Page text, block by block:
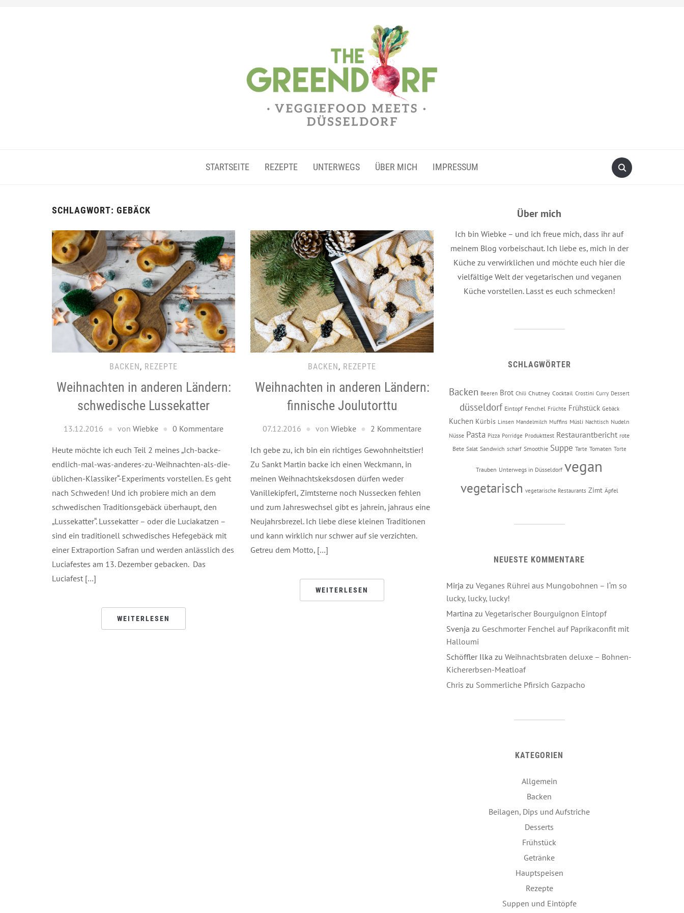
STARTSEITE REZEPTE UNTERWEGS ÜBER MICH IMPRESSUM
SCHLAGWORT: GEBÄCK
BACKEN, REZEPTE
Weihnachten in anderen Ländern:
schwedische Lussekatter
13.12.2016 von Wiebke 0 Kommentare
Heute möchte ich euch Teil 2 meines „Ich-backe-
endlich-mal-was-anderes-zu-Weihnachten-als-die-
üblichen-Klassiker“-Experiments vorstellen. Es geht
nach Schweden! Und ich probiere mich an dem
schwedischen Traditionsgebäck überhaupt, den
„Lussekatter“. Lussekatter – oder die Luciakatzen –
sind ein traditionell schwedisches Hefegebäck mit
einer Extraportion Safran und werden anlässlich des
Luciafestes am 13. Dezember gebacken. Das
Luciafest […]
WEITERLESEN
BACKEN, REZEPTE
Weihnachten in anderen Ländern:
finnische Joulutorttu
07.12.2016 von Wiebke 2 Kommentare
Ich gebe zu, ich bin ein richtiges Gewohnheitstier!
Zu Sankt Martin backe ich einen Weckmann, in
meinen Weihnachtskeksdosen dürfen weder
Vanillekipferl, Zimtsterne noch Nussecken fehlen
und zum Jahreswechsel gibt es jahrein, jahraus eine
Neujahrsbrezel. Ich liebe diese kleinen Traditionen
und kann wirklich nur schwer auf sie verzichten.
Getreu dem Motto, […]
WEITERLESEN
Über mich
Ich bin Wiebke – und ich freue mich, dass ihr auf
meinem Blog vorbeischaut. Ich liebe es, mich in der
Küche zu verwirklichen und möchte euch hier die
vielfältige Welt der vegetarischen und veganen
Küche vorstellen. Lasst es euch schmecken!
SCHLAGWÖRTER
Backen Beeren Brot Chili Chutney Cocktail Crostini Curry Dessert
düsseldorf Eintopf Fenchel Früchte Frühstück Gebäck
Kuchen Kürbis Linsen Mandelmilch Muffins Müsli Nachtisch Nudeln
Nüsse Pasta Pizza Porridge Produkttest Restaurantbericht rote
Bete Salat Sandwich scharf Smoothie Suppe Tarte Tomaten Torte
Trauben Unterwegs in Düsseldorf vegan
vegetarisch vegetarische Restaurants Zimt Äpfel
NEUESTE KOMMENTARE
Mirja zu Veganes Rührei aus Mungobohnen – I‘m so
lucky, lucky, lucky!
Martina zu Vegetarischer Bourguignon Eintopf
Svenja zu Geschmorter Fenchel auf Paprikaconfit mit
Halloumi
Schöffler Ilka zu Weihnachtsbraten deluxe – Bohnen-
Kichererbsen-Meatloaf
Chris zu Sommerliche Pfirsich Gazpacho
KATEGORIEN
Allgemein
Backen
Beilagen, Dips und Aufstriche
Desserts
Frühstück
Getränke
Hauptspeisen
Rezepte
Suppen und Eintöpfe